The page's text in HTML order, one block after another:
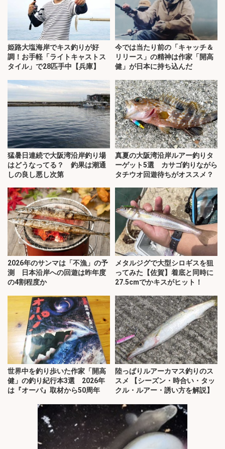
姫路大塩海岸でキス釣りが好
調！お手軽「ライトキャストス
タイル」で28匹手中【兵庫】
今では当たり前の「キャッチ＆
リリース」の精神は作家「開高
健」が日本に持ち込んだ
猛暑日連続で大阪湾沿岸釣り場
はどうなってる？ 釣果は潮通
しの良し悪し次第
真夏の大阪湾沿岸ルアー釣りタ
ーゲット5選 カサゴ釣りながら
タチウオ回遊待ちがオススメ？
2026年のサンマは「不漁」の予
測 日本沿岸への回遊は昨年度
の4割程度か
メタルジグで大型シロギスを狙
ってみた【佐賀】着底と同時に
27.5cmでかキスがヒット！
世界中を釣り歩いた作家「開高
健」の釣り紀行本3選 2026年
は『オーパ』取材から50周年
陸っぱりルアーカマス釣りのス
スメ 【シーズン・時合い・タッ
クル・ルアー・誘い方を解説】